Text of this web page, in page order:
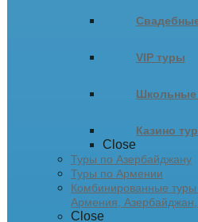
VIP туры
Школьные
Казино
Close
Туры по Азербайджану
Туры по Армении
Комбинированные туры
Армения,
Close